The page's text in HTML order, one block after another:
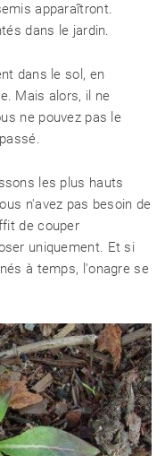
apparaîtront.
dans le jardin.
dans le sol, en
Mais alors, il ne
ne pouvez pas le
les plus hauts
n'avez pas besoin de
de couper
uniquement. Et si
à temps, l'onagre se